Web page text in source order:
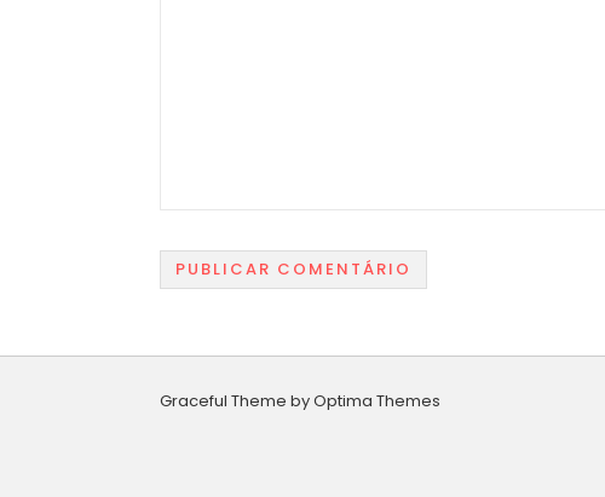
Graceful Theme byOptima Themes